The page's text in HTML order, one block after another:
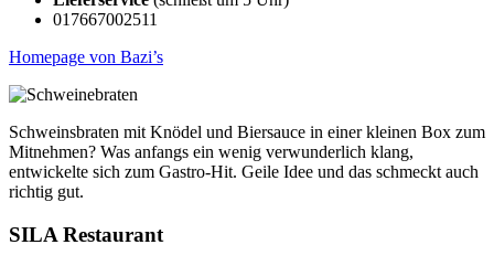
017667002511
Homepage von Bazi’s
Schweinsbraten mit Knödel und Biersauce in einer kleinen Box zum
Mitnehmen? Was anfangs ein wenig verwunderlich klang,
entwickelte sich zum Gastro-Hit. Geile Idee und das schmeckt auch
richtig gut.
SILA Restaurant